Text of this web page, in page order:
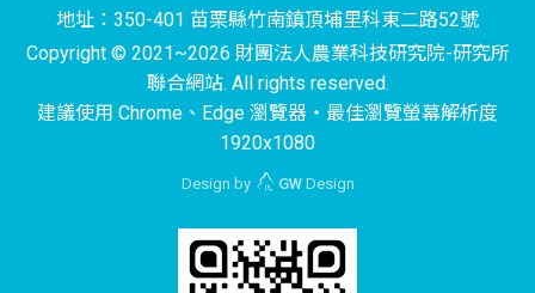
地址：350-401 苗栗縣竹南鎮頂埔里科東二路52號
Copyright © 2021~2026 財團法人農業科技研究院-研究所
聯合網站. All rights reserved.
建議使用 Chrome、Edge 瀏覽器‧最佳瀏覽螢幕解析度
1920x1080
Design by GWDesign